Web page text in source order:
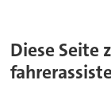
Diese Seite